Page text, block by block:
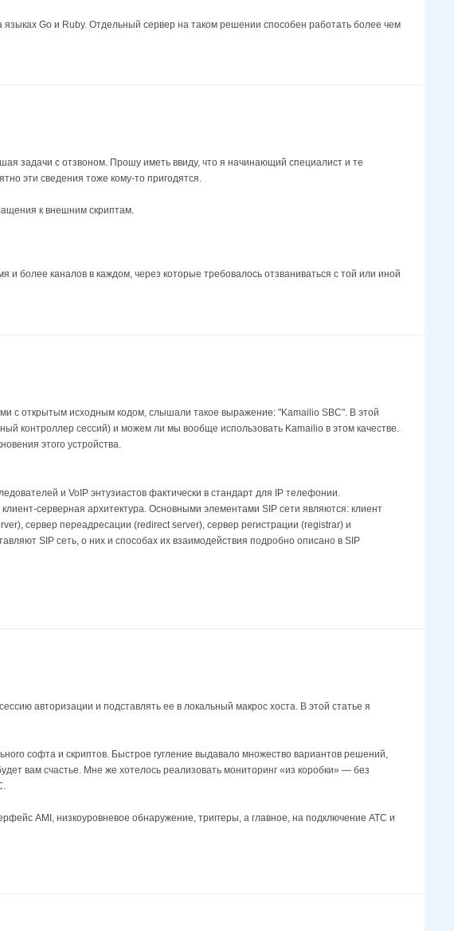
Go и Ruby. Отдельный сервер на таком решении способен работать более чем
задачи с отзвоном. Прошу иметь ввиду, что я начинающий специалист и те
эти сведения тоже кому-то пригодятся.
к внешним скриптам.
более каналов в каждом, через которые требовалось отзваниваться с той или иной
с открытым исходным кодом, слышали такое выражение: "Kamailio SBC". В этой
контроллер сессий) и можем ли мы вообще использовать Kamailio в этом качестве.
этого устройства.
и VoIP энтузиастов фактически в стандарт для IP телефонии.
серверная архитектура. Основными элементами SIP сети являются: клиент
сервер переадресации (redirect server), сервер регистрации (registrar) и
SIP сеть, о них и способах их взаимодействия подробно описано в SIP
авторизации и подставлять ее в локальный макрос хоста. В этой статье я
софта и скриптов. Быстрое гугление выдавало множество вариантов решений,
вам счастье. Мне же хотелось реализовать мониторинг «из коробки» — без
AMI, низкоуровневое обнаружение, триггеры, а главное, на подключение АТС и